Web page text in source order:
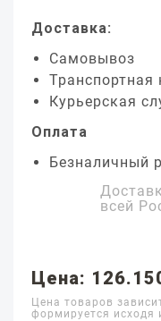
Доставка:
Самовывоз
Транспортная
Курьерская
Оплата
Безналичный
всей
Цена:
Цена товаров
формируется исходя